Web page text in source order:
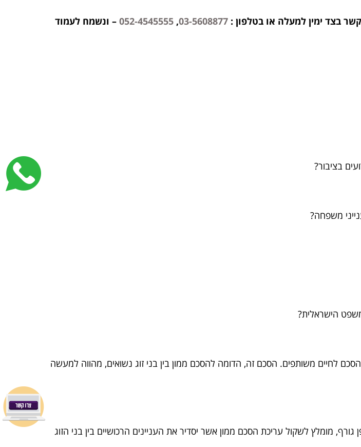
בצד ימין למעלה או בטלפון :03-5608877
,
052-4545555 – ונשמח לעמוד
בציבור?
משפחה?
הישראלית?
לחיים משותפים. הסכם זה, הדומה להסכם ממון בין בני זוג נשואים, מהווה למעשה
גורף, מומלץ לשקול עריכת הסכם ממון אשר יסדיר את העניינים הרכושיים בין בני הזוג